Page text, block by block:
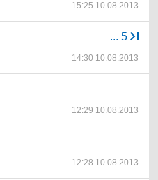
15:25 10.08.2013
... 5
14:30 10.08.2013
12:29 10.08.2013
12:28 10.08.2013